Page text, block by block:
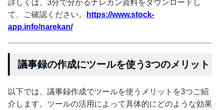
詳しくは、3分で分かるナレカン資料をダウンロードし
て、ご確認ください。
https://www.stock-
app.info/narekan/
議事録の作成にツールを使う3つのメリット
以下では、議事録作成でツールを使うメリットを3つご紹
介します。ツールの活用によって具体的にどのような効果